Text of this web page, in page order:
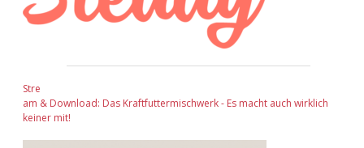
Stre
am & Download: Das Kraftfuttermischwerk - Es macht auch wirklich
keiner mit!